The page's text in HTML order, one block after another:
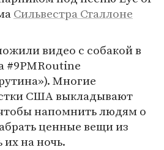
Сильвестра Сталлоне
видео с собакой в
#9PMRoutine
Многие
США выкладывают
напомнить людям о
ценные вещи из
на ночь.